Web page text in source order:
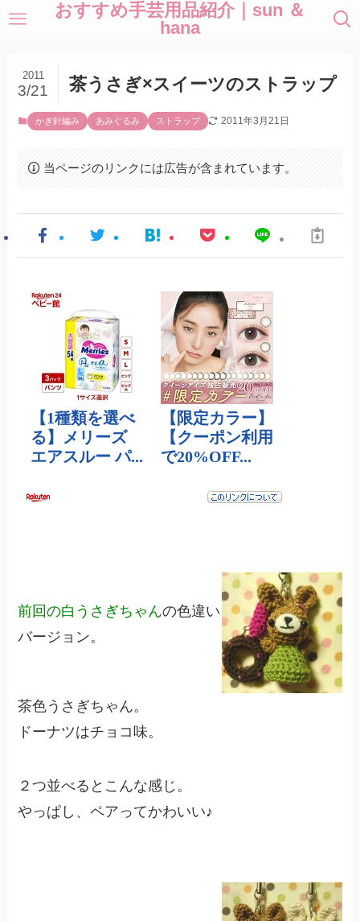
おすすめ手芸用品紹介｜sun ＆
hana
茶うさぎ×スイーツのストラップ
2011
3/21
かぎ針編み あみぐるみ ストラップ 2011年3月21日
当ページのリンクには広告が含まれています。
前回の白うさぎちゃんの色違い
バージョン。
茶色うさぎちゃん。
ドーナツはチョコ味。
２つ並べるとこんな感じ。
やっぱし、ペアってかわいい♪